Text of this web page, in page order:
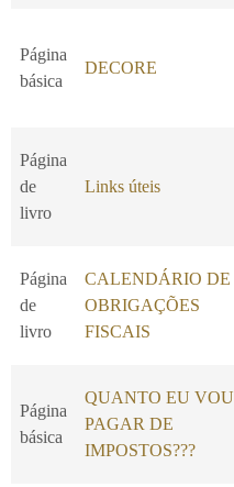
Página
básica
DECORE
Página
de
livro
Links úteis
Página
de
livro
CALENDÁRIO DE
OBRIGAÇÕES
FISCAIS
Página
básica
QUANTO EU VOU
PAGAR DE
IMPOSTOS???